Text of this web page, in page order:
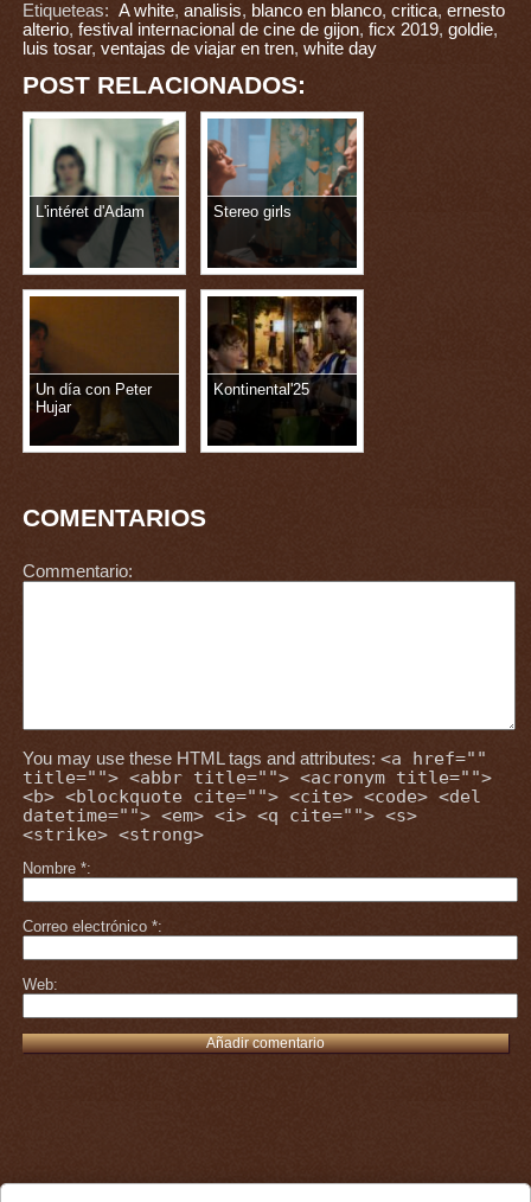
Etiqueteas: A white, analisis, blanco en blanco, critica, ernesto
alterio, festival internacional de cine de gijon, ficx 2019, goldie,
luis tosar, ventajas de viajar en tren, white day
POST RELACIONADOS:
L'intéret d'Adam Stereo girls
Un día con Peter
Hujar
Kontinental'25
COMENTARIOS
Commentario
You may use these HTML tags and attributes: <a href=""
title=""> <abbr title=""> <acronym title="">
<b> <blockquote cite=""> <cite> <code> <del
datetime=""> <em> <i> <q cite=""> <s>
<strike> <strong>
Nombre *
Correo electrónico *
Web